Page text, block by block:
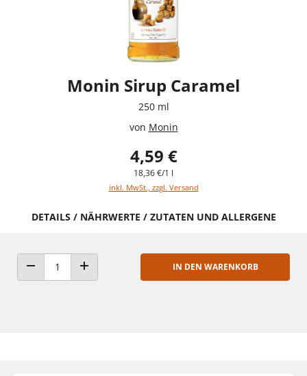
Monin Sirup Caramel
250 ml
von Monin
4,59 €
18,36 €/1 l
inkl. MwSt., zzgl. Versand
DETAILS / NÄHRWERTE / ZUTATEN UND ALLERGENE
ANZAHL VERRINGERNANZAHL ERHÖHEN
IN DEN WARENKORB